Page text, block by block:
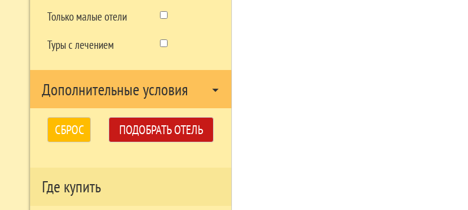
Только малые отели
Туры с лечением
Дополнительные условия arrow_drop_down
СБРОС ПОДОБРАТЬ ОТЕЛЬ
Где купить